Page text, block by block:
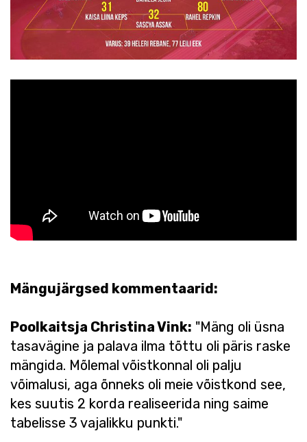
Mängujärgsed kommentaarid:
Poolkaitsja Christina Vink: "Mäng oli üsna
tasavägine ja palava ilma tõttu oli päris raske
mängida. Mõlemal võistkonnal oli palju
võimalusi, aga õnneks oli meie võistkond see,
kes suutis 2 korda realiseerida ning saime
tabelisse 3 vajalikku punkti."